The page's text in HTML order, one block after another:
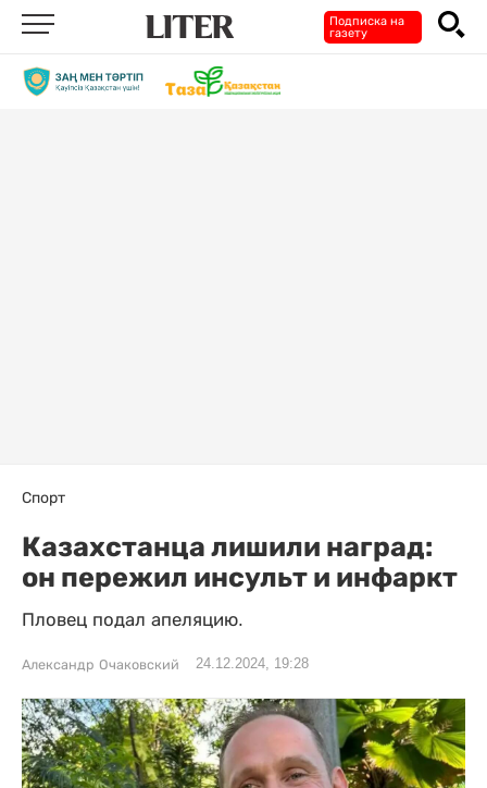
Подписка на
газету
Спорт
Казахстанца лишили наград:
он пережил инсульт и инфаркт
Пловец подал апеляцию.
Александр Очаковский 24.12.2024, 19:28